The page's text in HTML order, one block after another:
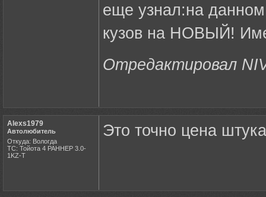
еще узнал:на
кузов на НОВЫЙ!
Отредактировал
Alexs1979
Автолюбитель
Откуда: Вологда
ТС: Тойота 4 РАННЕР 3.0-
1KZ-T
Это точно цена